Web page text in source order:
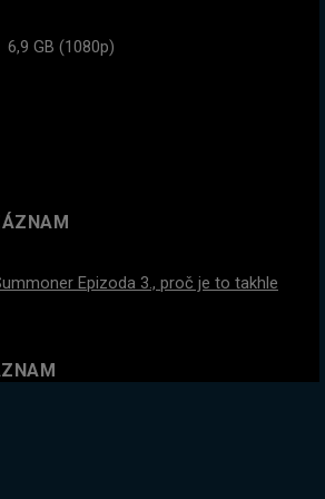
6,9 GB (1080p)
Epizoda 3., proč je to takhle